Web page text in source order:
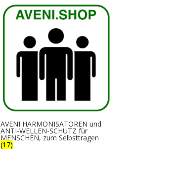
AVENI HARMONISATOREN und
ANTI-WELLEN-SCHUTZ für
MENSCHEN, zum Selbsttragen
(17)